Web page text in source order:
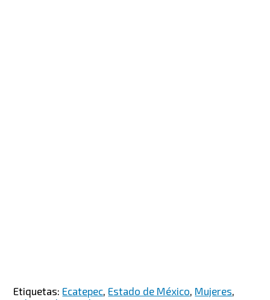
Etiquetas: Ecatepec Estado de México Mujeres